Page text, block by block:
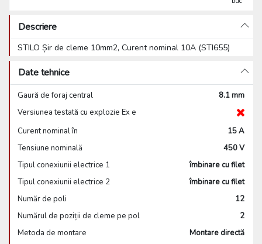
Descriere
STILO Șir de cleme 10mm2, Curent nominal 10A (STI655)
Date tehnice
Gaură de foraj central
8.1 mm
Versiunea testată cu explozie Ex e
Curent nominal în
15 A
Tensiune nominală
450 V
Tipul conexiunii electrice 1
îmbinare cu filet
Tipul conexiunii electrice 2
îmbinare cu filet
Număr de poli
12
Numărul de poziții de cleme pe pol
2
Metoda de montare
Montare directă